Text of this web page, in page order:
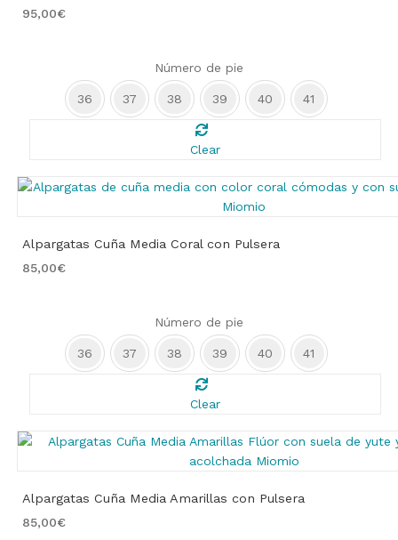
95,00€
Número de pie
36 37 38 39 40 41
Clear
Alpargatas Cuña Media Coral con Pulsera
85,00€
Número de pie
36 37 38 39 40 41
Clear
Alpargatas Cuña Media Amarillas con Pulsera
85,00€